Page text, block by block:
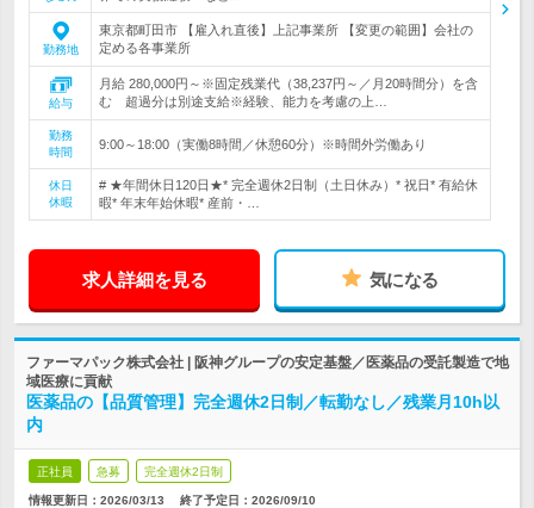
勤務地
東京都町田市 【雇入れ直後】上記事業所 【変更の範囲】会社の
定める各事業所
給与
月給 280,000円～※固定残業代（38,237円～／月20時間分）を含
む 超過分は別途支給※経験、能力を考慮の上…
勤務
時間
9:00～18:00（実働8時間／休憩60分）※時間外労働あり
休日
休暇
# ★年間休日120日★* 完全週休2日制（土日休み）* 祝日* 有給休
暇* 年末年始休暇* 産前・…
求人詳細を見る 気になる
ファーマパック株式会社 | 阪神グループの安定基盤／医薬品の受託製造で地
域医療に貢献
医薬品の【品質管理】完全週休2日制／転勤なし／残業月10h以
内
正社員 急募 完全週休2日制
情報更新日：2026/03/13 終了予定日： 2026/09/10